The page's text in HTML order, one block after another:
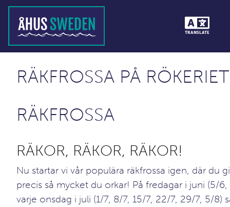
TRANSLATE
RÄKFROSSA PÅ RÖKERIET
RÄKFROSSA
RÄKOR, RÄKOR, RÄKOR!
Nu startar vi vår populära räkfrossa igen, där du
precis så mycket du orkar! På fredagar i juni (5/
varje onsdag i juli (1/7, 8/7, 15/7, 22/7, 29/7, 5/8)